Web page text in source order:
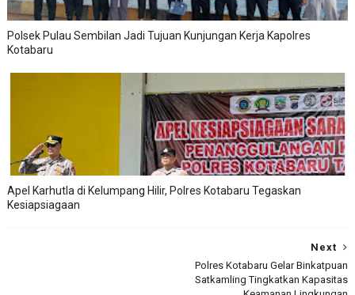
Polsek Pulau Sembilan Jadi Tujuan Kunjungan Kerja Kapolres
Kotabaru
Apel Karhutla di Kelumpang Hilir, Polres Kotabaru Tegaskan
Kesiapsiagaan
Next
Polres Kotabaru Gelar Binkatpuan
Satkamling Tingkatkan Kapasitas